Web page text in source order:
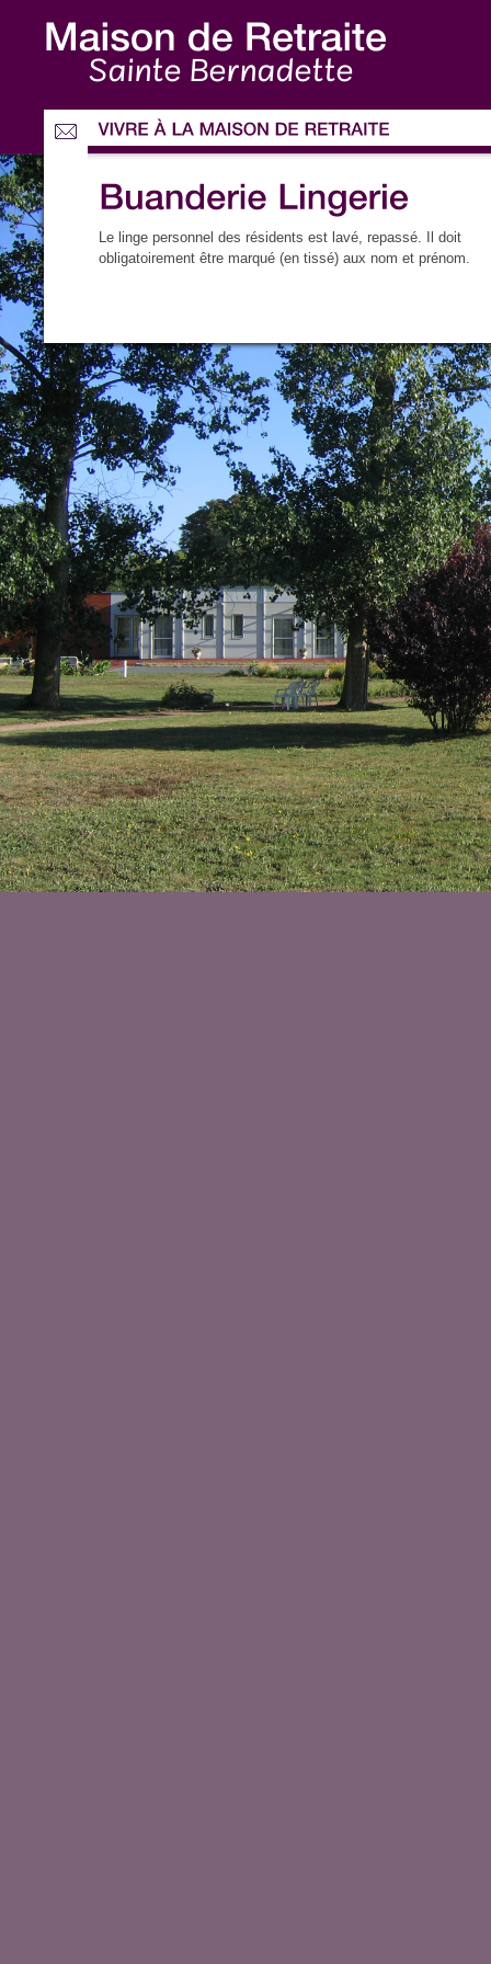
Sainte Bernadette
Le linge personnel des résidents est lavé, repassé. Il doit
obligatoirement être marqué (en tissé) aux nom et prénom.